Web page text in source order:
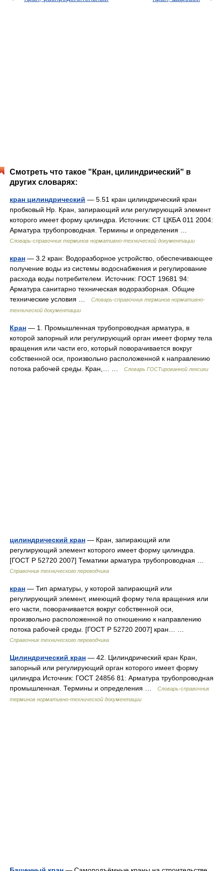
Смотреть что такое "Кран, цилиндрический" в
других словарях:
кран цилиндрический — 5.51 кран цилиндрический кран
пробковый Нр. Кран, запирающий или регулирующий элемент
которого имеет форму цилиндра. Источник: СТ ЦКБА 011 2004:
Арматура трубопроводная. Термины и определения …
Словарь-справочник терминов нормативно-технической документации
кран — 3.2 кран: Водоразборное устройство, обеспечивающее
получение воды из системы водоснабжения и регулирование
расхода воды потребителем. Источник: ГОСТ 19681 94:
Арматура санитарно техническая водоразборная. Общие
технические условия …
Словарь-справочник терминов нормативно-
технической документации
Кран — 1. Промышленная трубопроводная арматура, в
которой запорный или регулирующий орган имеет форму тела
вращения или части его, который поворачивается вокруг
собственной оси, произвольно расположенной к направлению
потока рабочей среды. Кран,… …
Словарь ГОСТированной лексики
цилиндрический кран — Кран, запирающий или
регулирующий элемент которого имеет форму цилиндра.
[ГОСТ Р 52720 2007] Тематики арматура трубопроводная …
Справочник технического переводчика
кран — Тип арматуры, у которой запирающий или
регулирующий элемент, имеющий форму тела вращения или
его части, поворачивается вокруг собственной оси,
произвольно расположенной по отношению к направлению
потока рабочей среды. [ГОСТ Р 52720 2007] кран… …
Справочник технического переводчика
Цилиндрический кран — 42. Цилиндрический кран Кран,
запорный или регулирующий орган которого имеет форму
цилиндра Источник: ГОСТ 24856 81: Арматура трубопроводная
промышленная. Термины и определения …
Словарь-справочник
терминов нормативно-технической документации